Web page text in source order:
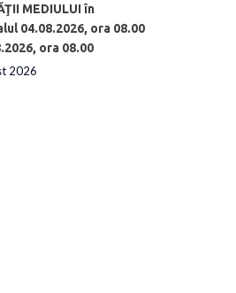
MEDIULUI în
04.08.2026, ora 08.00
ora 08.00
2026